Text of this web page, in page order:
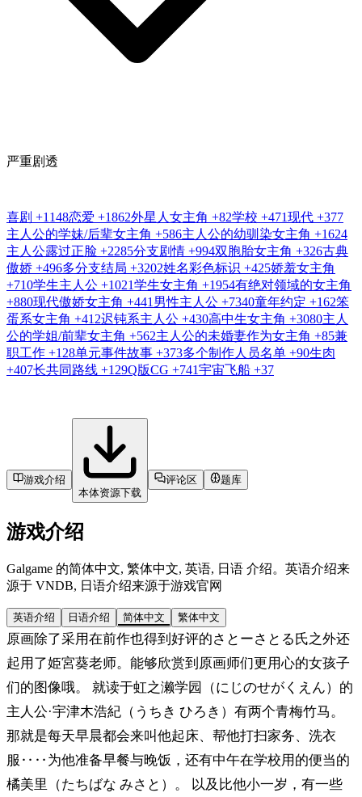
严重剧透
喜剧 +1148恋爱 +1862外星人女主角 +82学校 +471现代 +377
主人公的学妹/后辈女主角 +586主人公的幼驯染女主角 +1624
主人公露过正脸 +2285分支剧情 +994双胞胎女主角 +326古典
傲娇 +496多分支结局 +3202姓名彩色标识 +425娇羞女主角
+710学生主人公 +1021学生女主角 +1954有绝对领域的女主角
+880现代傲娇女主角 +441 男性主人公 +7340童年约定 +162笨
蛋系女主角 +412迟钝系主人公 +430高中生女主角 +3080主人
公的学姐/前辈女主角 +562主人公的未婚妻作为女主角 +85兼
职工作 +128单元事件故事 +373多个制作人员名单 +90生肉
+407长共同路线 +129Q版CG +741宇宙飞船 +37
游戏介绍
本体资源下载
评论区 题库
游戏介绍
Galgame 的简体中文, 繁体中文, 英语, 日语 介绍。英语介绍来
源于 VNDB, 日语介绍来源于游戏官网
英语介绍 日语介绍 简体中文 繁体中文
原画除了采用在前作也得到好评的さとーさとる氏之外还
起用了姫宮葵老师。能够欣赏到原画师们更用心的女孩子
们的图像哦。 就读于虹之濑学园（にじのせがくえん）的
主人公·宇津木浩紀（うちき ひろき）有两个青梅竹马。
那就是每天早晨都会来叫他起床、帮他打扫家务、洗衣
服‥‥为他准备早餐与晚饭，还有中午在学校用的便当的
橘美里（たちばな みさと）。 以及比他小一岁，有一些